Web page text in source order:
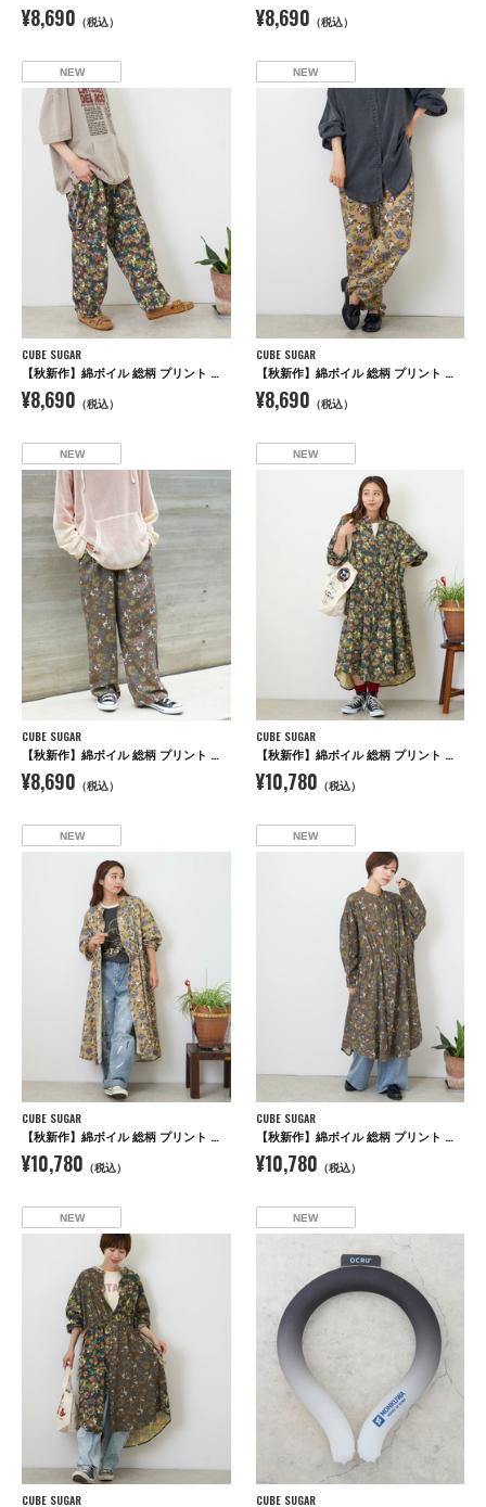
¥8,690 （税込） ¥8,690 （税込）
NEW
CUBE SUGAR
【秋新作】綿ボイル 総柄 プリント イージーパンツ
¥8,690 （税込）
NEW
CUBE SUGAR
【秋新作】綿ボイル 総柄 プリント イージーパンツ
¥8,690 （税込）
NEW
CUBE SUGAR
【秋新作】綿ボイル 総柄 プリント イージーパンツ
¥8,690 （税込）
NEW
CUBE SUGAR
【秋新作】綿ボイル 総柄 プリント ドロスト シャツワンピース
¥10,780 （税込）
NEW
CUBE SUGAR
【秋新作】綿ボイル 総柄 プリント ドロスト シャツワンピース
¥10,780 （税込）
NEW
CUBE SUGAR
【秋新作】綿ボイル 総柄 プリント ドロスト シャツワンピース
¥10,780 （税込）
NEW
CUBE SUGAR
NEW
CUBE SUGAR